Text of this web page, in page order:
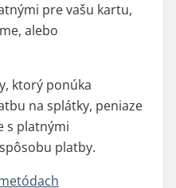
pre vašu kartu,
alebo
ktorý ponúka
na splátky, peniaze
s platnými
platby.